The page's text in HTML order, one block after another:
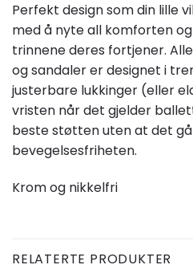
Perfekt design som din lille
med å nyte all komforten
trinnene deres fortjener.
og sandaler er designet i
justerbare lukkinger (eller
vristen når det gjelder
beste støtten uten at det
bevegelsesfriheten.
Krom og nikkelfri
RELATERTE PRODUKTER